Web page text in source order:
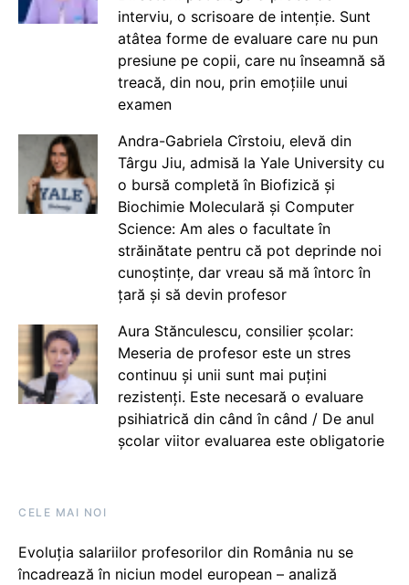
interviu, o scrisoare de intenție. Sunt
atâtea forme de evaluare care nu pun
presiune pe copii, care nu înseamnă să
treacă, din nou, prin emoțiile unui
examen
Andra-Gabriela Cîrstoiu, elevă din
Târgu Jiu, admisă la Yale University cu
o bursă completă în Biofizică și
Biochimie Moleculară și Computer
Science: Am ales o facultate în
străinătate pentru că pot deprinde noi
cunoștințe, dar vreau să mă întorc în
țară și să devin profesor
Aura Stănculescu, consilier școlar:
Meseria de profesor este un stres
continuu și unii sunt mai puțini
rezistenți. Este necesară o evaluare
psihiatrică din când în când / De anul
școlar viitor evaluarea este obligatorie
CELE MAI NOI
Evoluția salariilor profesorilor din România nu se
încadrează în niciun model european – analiză